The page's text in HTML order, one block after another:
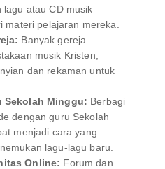
lagu atau CD musik
materi pelajaran mereka.
Banyak gereja
musik Kristen,
dan rekaman untuk
Sekolah Minggu: Berbagi
dengan guru Sekolah
menjadi cara yang
lagu-lagu baru.
Online: Forum dan